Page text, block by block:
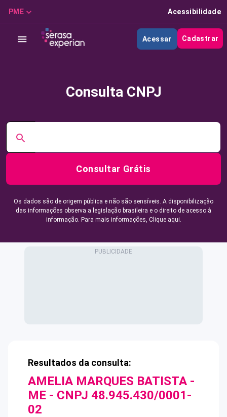
PME Acessibilidade
Acessar Cadastrar
Consulta CNPJ
Consultar Grátis
Os dados são de origem pública e não são sensíveis. A disponibilização
das informações observa a legislação brasileira e o direito de acesso à
informação. Para mais informações, Clique aqui.
Resultados da consulta:
AMELIA MARQUES BATISTA -
ME - CNPJ 48.945.430/0001-
02